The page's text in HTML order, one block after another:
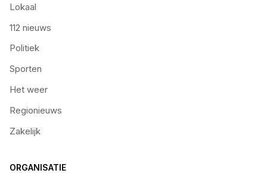
Lokaal
112 nieuws
Politiek
Sporten
Het weer
Regionieuws
Zakelijk
ORGANISATIE